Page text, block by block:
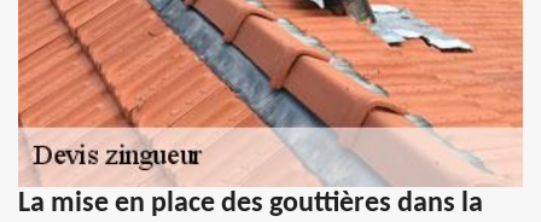
La mise en place des gouttières dans la